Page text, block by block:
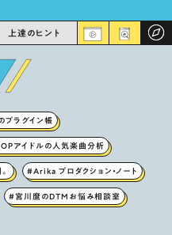
上達のヒント
プラグイン帳
アイドルの人気楽曲分析
#Arika プロダクション・ノート
#宮川麿のDTMお悩み相談室